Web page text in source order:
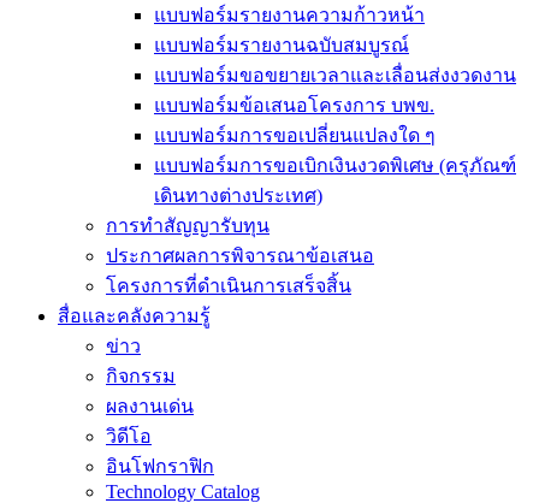
แบบฟอร์มรายงานความก้าวหน้า
แบบฟอร์มรายงานฉบับสมบูรณ์
แบบฟอร์มขอขยายเวลาและเลื่อนส่งงวดงาน
แบบฟอร์มข้อเสนอโครงการ บพข.
แบบฟอร์มการขอเปลี่ยนแปลงใด ๆ
แบบฟอร์มการขอเบิกเงินงวดพิเศษ (ครุภัณฑ์
เดินทางต่างประเทศ)
การทำสัญญารับทุน
ประกาศผลการพิจารณาข้อเสนอ
โครงการที่ดำเนินการเสร็จสิ้น
สื่อและคลังความรู้
ข่าว
กิจกรรม
ผลงานเด่น
วิดีโอ
อินโฟกราฟิก
Technology Catalog